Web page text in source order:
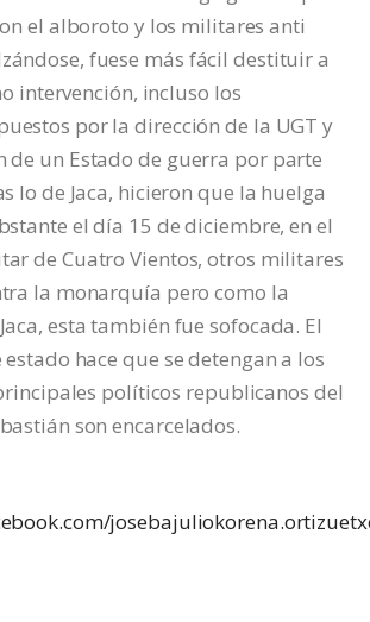
el alboroto y los militares anti
fuese más fácil destituir a
intervención, incluso los
por la dirección de la UGT y
de un Estado de guerra por parte
lo de Jaca, hicieron que la huelga
el día 15 de diciembre, en el
de Cuatro Vientos, otros militares
la monarquía pero como la
esta también fue sofocada. El
hace que se detengan a los
políticos republicanos del
son encarcelados.